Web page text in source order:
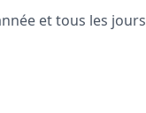
et tous les jours